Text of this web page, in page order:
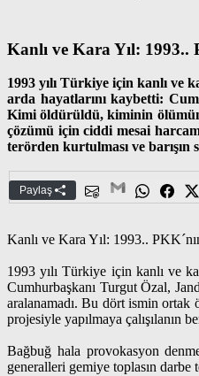
Kanlı ve Kara Yıl:
1993 yılı Türkiye için kanlı ve
arda hayatlarını kaybetti:
Kimi öldürüldü, kiminin
çözümü için ciddi mesai
terörden kurtulması ve barışın
Paylaş
Kanlı ve Kara Yıl: 1993..
1993 yılı Türkiye için kanlı ve
Cumhurbaşkanı Turgut Özal,
aralanamadı. Bu dört ismin ortak
projesiyle yapılmaya çalışılanın
Bağbuğ hala provokasyon
generalleri gemiye toplasın